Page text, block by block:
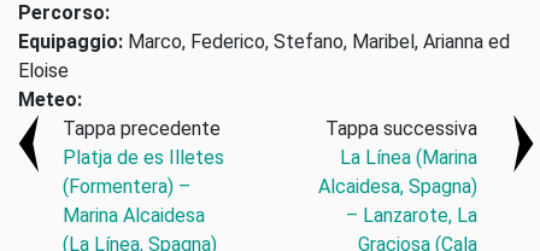
Percorso:
Equipaggio: Marco, Federico, Stefano, Maribel, Arianna ed
Eloise
Meteo:
Tappa precedente
Platja de es Illetes
(Formentera) –
Marina Alcaidesa
(La Línea, Spagna)
Tappa successiva
La Línea (Marina
Alcaidesa, Spagna)
– Lanzarote, La
Graciosa (Cala